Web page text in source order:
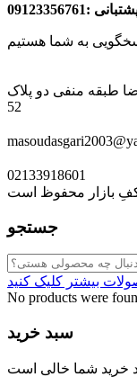
:09123356761
طبقه منفی دو پلاک
52
02133918601
جستجو
No products were
سبد خرید